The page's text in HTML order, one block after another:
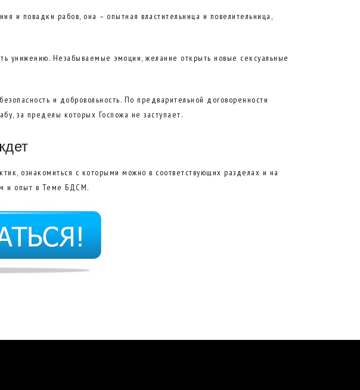
и повадки рабов, она – опытная властительница и повелительница,
унижению. Незабываемые эмоции, желание открыть новые сексуальные
и добровольность. По предварительной договоренности
за пределы которых Госпожа не заступает.
ознакомиться с которыми можно в соответствующих разделах и на
и опыт в Теме БДСМ.